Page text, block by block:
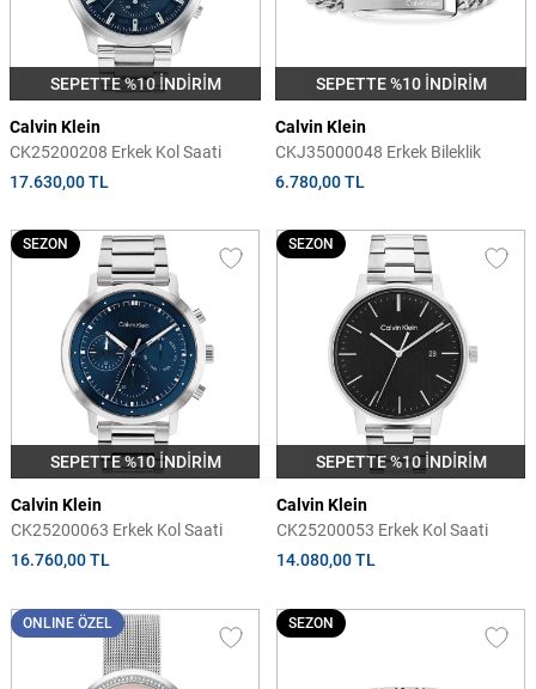
SEPETTE %10 İNDİRİM
Calvin Klein
CK25200208 Erkek Kol Saati
17.630,00 TL
SEPETTE %10 İNDİRİM
Calvin Klein
CKJ35000048 Erkek Bileklik
6.780,00 TL
SEPETTE %10 İNDİRİM
SEZON
Calvin Klein
CK25200063 Erkek Kol Saati
16.760,00 TL
SEPETTE %10 İNDİRİM
SEZON
Calvin Klein
CK25200053 Erkek Kol Saati
14.080,00 TL
ONLINE ÖZEL SEZON